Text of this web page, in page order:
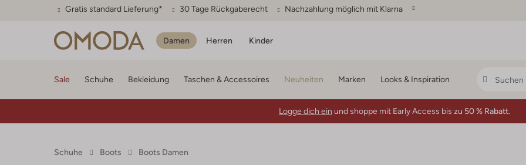
Gratis standard Lieferung* 30 Tage Rückgaberecht Nachzahlung möglich mit Klarna
Damen Herren Kinder
Sale Schuhe Bekleidung Taschen & Accessoires Neuheiten Marken Looks & Inspiration
Logge dich ein und shoppe mit Early Access bis zu 50 % Rabatt.
Schuhe Boots Boots Damen